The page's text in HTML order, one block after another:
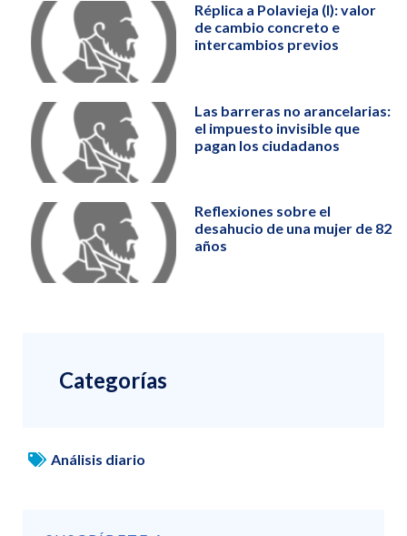
Réplica a Polavieja (I): valor
de cambio concreto e
intercambios previos
Las barreras no arancelarias:
el impuesto invisible que
pagan los ciudadanos
Reflexiones sobre el
desahucio de una mujer de 82
años
Categorías
Análisis diario